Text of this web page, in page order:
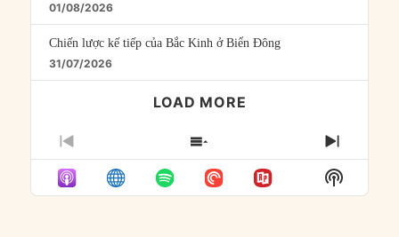
01/08/2026
Chiến lược kế tiếp của Bắc Kinh ở Biển Đông
31/07/2026
LOAD MORE
PREVIOUS
EPISODE
SHOW
EPISODES
LIST
NEXT
Show
Podcast